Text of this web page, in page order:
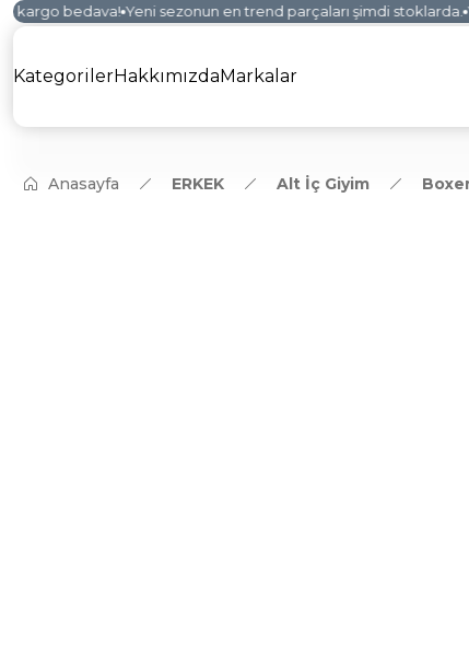
bedava! Yeni sezonun en trend parçaları şimdi stoklarda.
KategorilerHakkımızdaMarkalar
Anasayfa ERKEK Alt İç Giyim